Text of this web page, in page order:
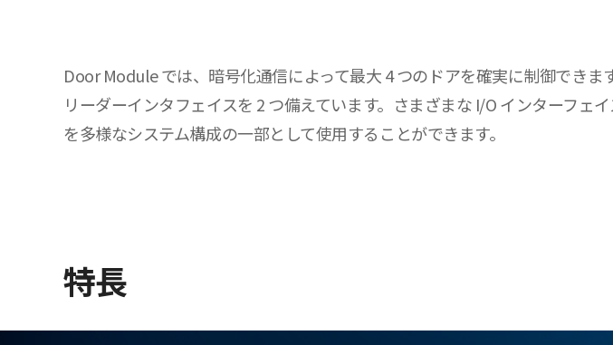
Door Module では、暗号化通信によって最大 4 つのドアを確実に制御でき
リーダーインタフェイスを 2 つ備えています。さまざまな I/O インターフェ
を多様なシステム構成の一部として使用することができます。
特長